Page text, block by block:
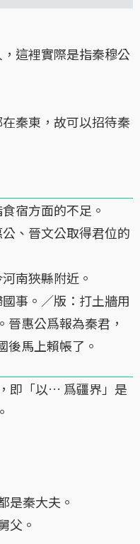
這裡實際是指秦穆公
秦東，故可以招待秦
宿方面的不足。
、晉文公取得君位的
南狹縣附近。
事。／版：打土牆用
惠公爲報為秦君，
後馬上賴帳了。
即「以… 爲疆界」是
是秦大夫。
父。